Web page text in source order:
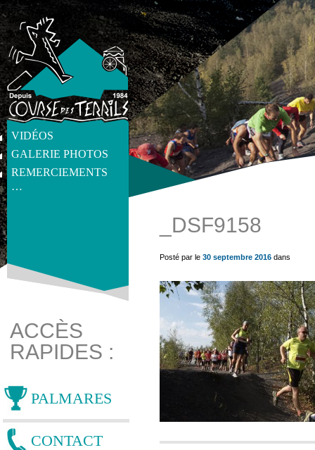
VIDÉOS
GALERIE PHOTOS
REMERCIEMENTS
…
get_post_meta(get_the_ID(), 'thumb', true) ?>
ACCÈS
RAPIDES :
PALMARES
CONTACT
_DSF9158
Posté par le 30 septembre 2016 dans